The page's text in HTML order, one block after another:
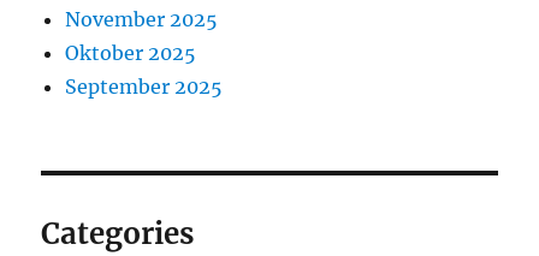
November 2025
Oktober 2025
September 2025
Categories